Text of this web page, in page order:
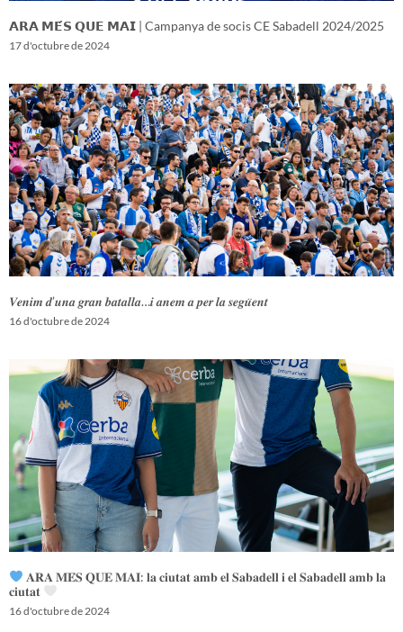
𝗔𝗥𝗔 𝗠𝗘́𝗦 𝗤𝗨𝗘 𝗠𝗔𝗜 | Campanya de socis CE Sabadell 2024/2025
17 d'octubre de 2024
𝑽𝒆𝒏𝒊𝒎 𝒅’𝒖𝒏𝒂 𝒈𝒓𝒂𝒏 𝒃𝒂𝒕𝒂𝒍𝒍𝒂…𝒊 𝒂𝒏𝒆𝒎 𝒂 𝒑𝒆𝒓 𝒍𝒂 𝒔𝒆𝒈𝒖̈𝒆𝒏𝒕
16 d'octubre de 2024
𝐀𝐑𝐀 𝐌𝐄́𝐒 𝐐𝐔𝐄 𝐌𝐀𝐈: 𝐥𝐚 𝐜𝐢𝐮𝐭𝐚𝐭 𝐚𝐦𝐛 𝐞𝐥 𝐒𝐚𝐛𝐚𝐝𝐞𝐥𝐥 𝐢 𝐞𝐥 𝐒𝐚𝐛𝐚𝐝𝐞𝐥𝐥 𝐚𝐦𝐛 𝐥𝐚
𝐜𝐢𝐮𝐭𝐚𝐭
16 d'octubre de 2024